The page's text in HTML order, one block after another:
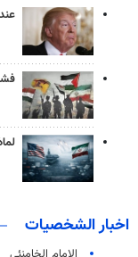
اخبار الشخصيات